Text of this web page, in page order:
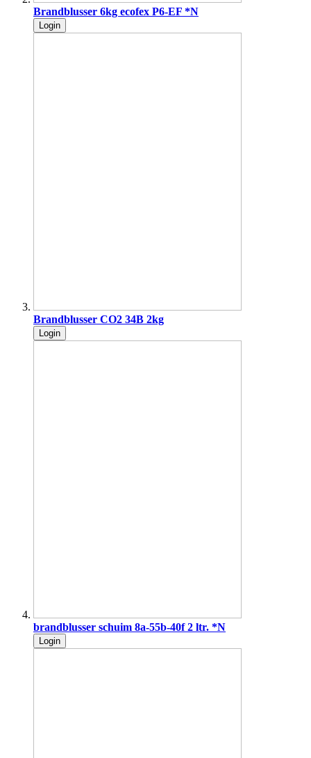
Brandblusser 6kg ecofex P6-EF *N
Login
Brandblusser CO2 34B 2kg
Login
brandblusser schuim 8a-55b-40f 2 ltr. *N
Login